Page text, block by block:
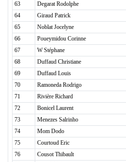
63
Degarat Rodolphe
64
Giraud Patrick
65
Noblat Jocelyne
66
Poueymidou Corinne
67
W Stéphane
68
Duffaud Christiane
69
Duffaud Louis
70
Ramoneda Rodrigo
71
Rivière Richard
72
Bonicel Laurent
73
Menezes Salrinho
74
Mom Dodo
75
Courtoud Eric
76
Cousot Thibault